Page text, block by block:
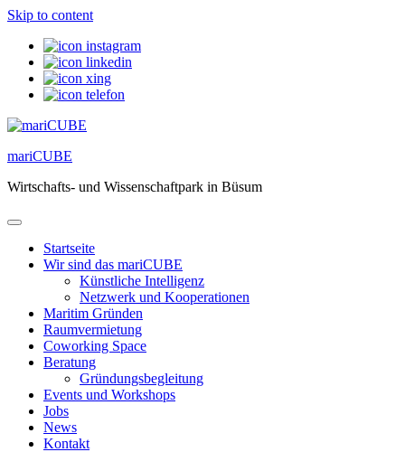
Skip to content
mariCUBE
Wirtschafts- und Wissenschaftpark in Büsum
Startseite
Wir sind das mariCUBE
Künstliche Intelligenz
Netzwerk und Kooperationen
Maritim Gründen
Raumvermietung
Coworking Space
Beratung
Gründungsbegleitung
Events und Workshops
Jobs
News
Kontakt